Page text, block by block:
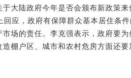
陆政府今年是否会颁布新政策来
应，政府有保障群众基本居住条
场的责任。李克强表示，政府要为
棚户区、城市和农村危房方面还要